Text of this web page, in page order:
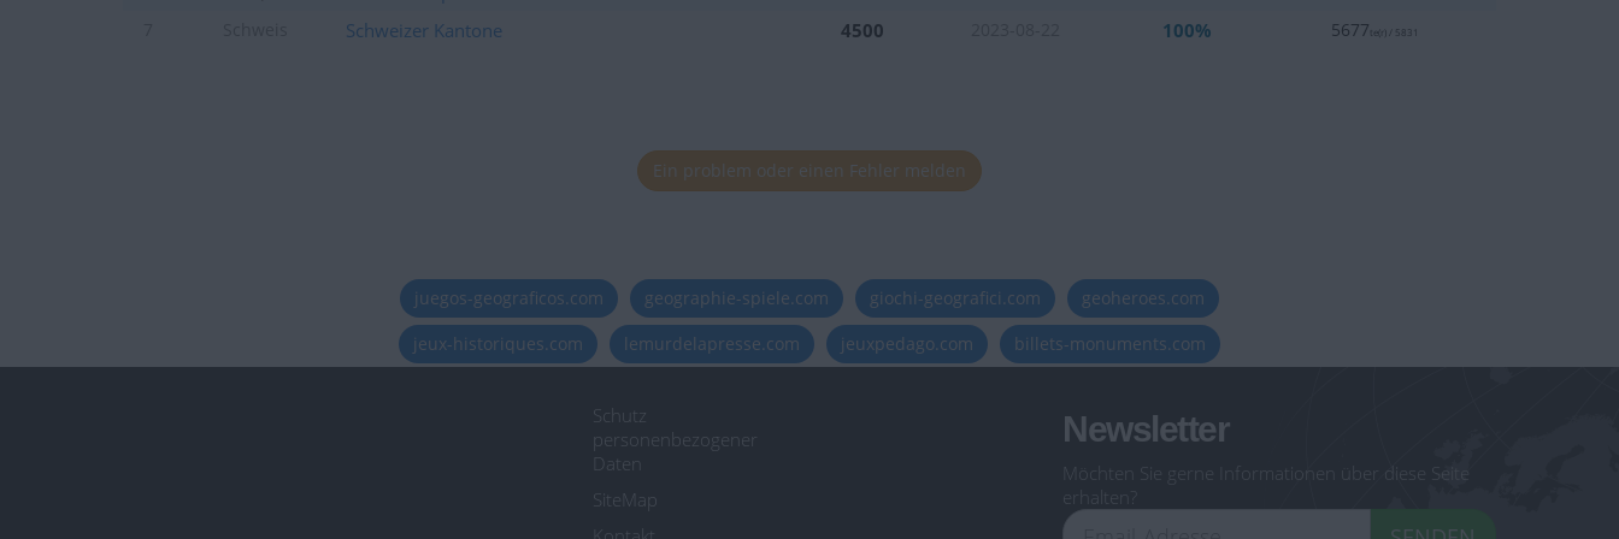
Schweizer Kantone 4500 100% 5677te(r) / 5831
Ein problem oder einen Fehler melden
juegos-geograficos.com geographie-spiele.com giochi-geografici.com
geoheroes.com
jeux-historiques.com
lemurdelapresse.com jeuxpedago.com billets-monuments.com
Schutz
personenbezogener
Daten
SiteMap
Newsletter
Möchten Sie gerne Informationen über diese Seite
erhalten?